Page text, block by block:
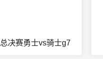
总决赛勇士vs骑士g7